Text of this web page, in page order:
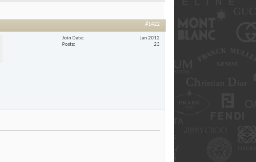
#1422
Join Date
Jan 2012
Posts
23